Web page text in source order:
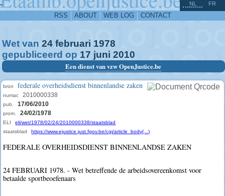
-
RSS ABOUT WEB LOG CONTACT
NL FR
Wet van 24 februari 1978
gepubliceerd op 17 juni 2010
Een dienst van vzw OpenJustice.be
bron federale overheidsdienst binnenlandse zaken
numac 2010000338
pub. 17/06/2010
prom. 24/02/1978
ELI
eli/wet/1978/02/24/2010000338/staatsblad
staatsblad
https://www.ejustice.just.fgov.be/cgi/article_body(...)
FEDERALE OVERHEIDSDIENST BINNENLANDSE ZAKEN
24 FEBRUARI 1978. - Wet betreffende de arbeidsovereenkomst voor
betaalde sportbeoefenaars
^